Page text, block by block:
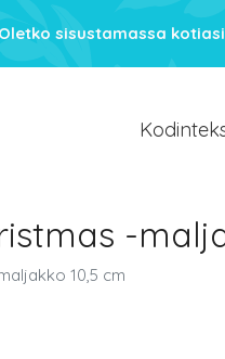
Oletko sisustamassa
-
10,5 cm